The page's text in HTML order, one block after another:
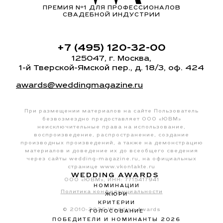
ПРЕМИЯ Nº1 ДЛЯ ПРОФЕССИОНАЛОВ
СВАДЕБНОЙ ИНДУСТРИИ
+7 (495) 120-32-00
125047, г. Москва,
1-й Тверской-Ямской пер., д. 18/3, оф. 424
awards@weddingmagazine.ru
При размещении материалов на сайте Пользователь
безвозмездно предоставляет ООО «ЮВМ»
неисключительные права на использование,
воспроизведение, распространение, создание
производных произведений, а также на демонстрацию
материалов и доведение их до всеобщего сведения
через сайты wedding-magazine.ru , на официальных
странице www.vkontakte.ru
ООО «ЮВМ», ИНН: 7715417941
Политика конфиденциальности
© 2010-2026 Wedding Awards
WEDDING AWARDS
НОМИНАЦИИ
ЖЮРИ
КРИТЕРИИ
ГОЛОСОВАНИЕ
ПОБЕДИТЕЛИ И НОМИНАНТЫ 2026